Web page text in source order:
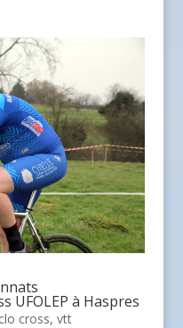
UFOLEP à Haspres
cross, vtt